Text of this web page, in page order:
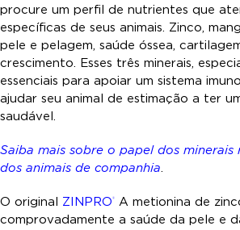
procure um perfil de nutrientes que
específicas de seus animais. Zinco,
pele e pelagem, saúde óssea,
crescimento. Esses três minerais,
essenciais para apoiar um sistema
ajudar seu animal de estimação a ter
saudável.
Saiba mais sobre o papel dos minerais
dos animais de companhia.
O original ZINPRO® A metionina de
comprovadamente a saúde da pele e